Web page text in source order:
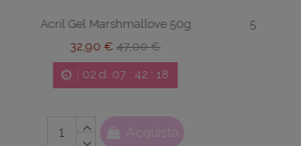
846 Smalto semipermanente UV
10,15 €14,50 €
02d. 07:42:
Acquista